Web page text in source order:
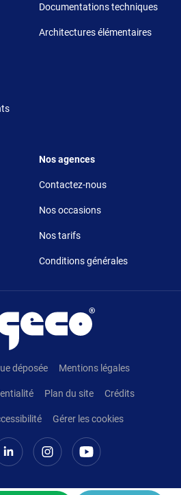
Documentations techniques
Architectures élémentaires
Footer 6
Nos agences
Contactez-nous
Nos occasions
Nos tarifs
Conditions générales
déposée Mentions légales
Plan du site Crédits
Gérer les cookies